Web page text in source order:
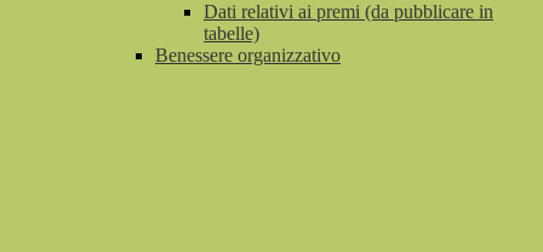
Dati relativi ai premi (da pubblicare in
tabelle)
Benessere organizzativo